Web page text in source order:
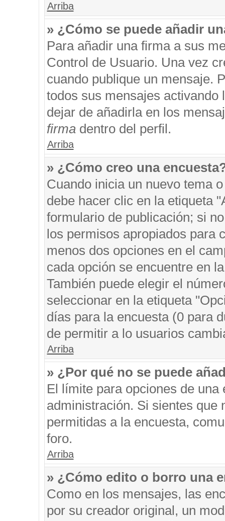
Arriba
» ¿Cómo se puede añadir
Para añadir una firma a sus
Control de Usuario. Una vez
cuando publique un mensaje.
todos sus mensajes
dejar de añadirla en los
firmadentro del perfil.
Arriba
» ¿Cómo creo una
Cuando inicia un nuevo tema
debe hacer clic en la etiqueta
formulario de publicación; si
los permisos apropiados para
menos dos opciones en el
cada opción se encuentre en
También puede elegir el
seleccionar en la etiqueta
días para la encuesta (0 para
de permitir a lo usuarios
Arriba
» ¿Por qué no se puede
El límite para opciones de una
administración. Si sientes que
permitidas a la encuesta,
foro.
Arriba
» ¿Cómo edito o borro una
Como en los mensajes, las
por su creador original, un